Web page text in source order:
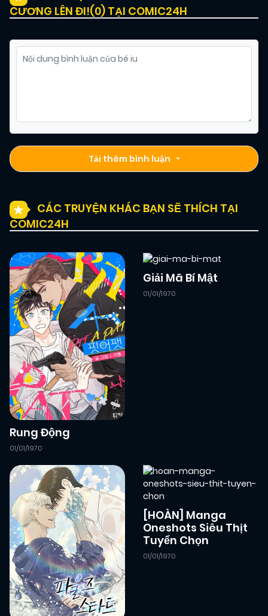
CƯƠNG LÊN ĐI!(0) TẠI COMIC24H
Tải thêm bình luận
CÁC TRUYỆN KHÁC BẠN SẼ THÍCH TẠI
COMIC24H
Rung Động
01/01/1970
Giải Mã Bí Mật
01/01/1970
[HOÀN] Manga
Oneshots Siêu Thịt
Tuyển Chọn
01/01/1970